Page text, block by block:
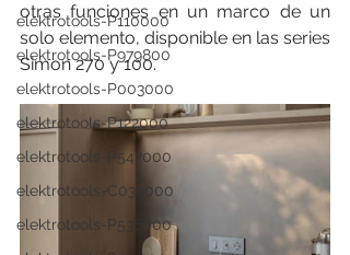
elektrotools-P110000
elektrotools-P979800
elektrotools-P003000
elektrotools-P122000
elektrotools-P547000
elektrotools-C039000
elektrotools-P536000
otras funciones en un marco de un
solo elemento, disponible en las series
Simon 270 y 100.